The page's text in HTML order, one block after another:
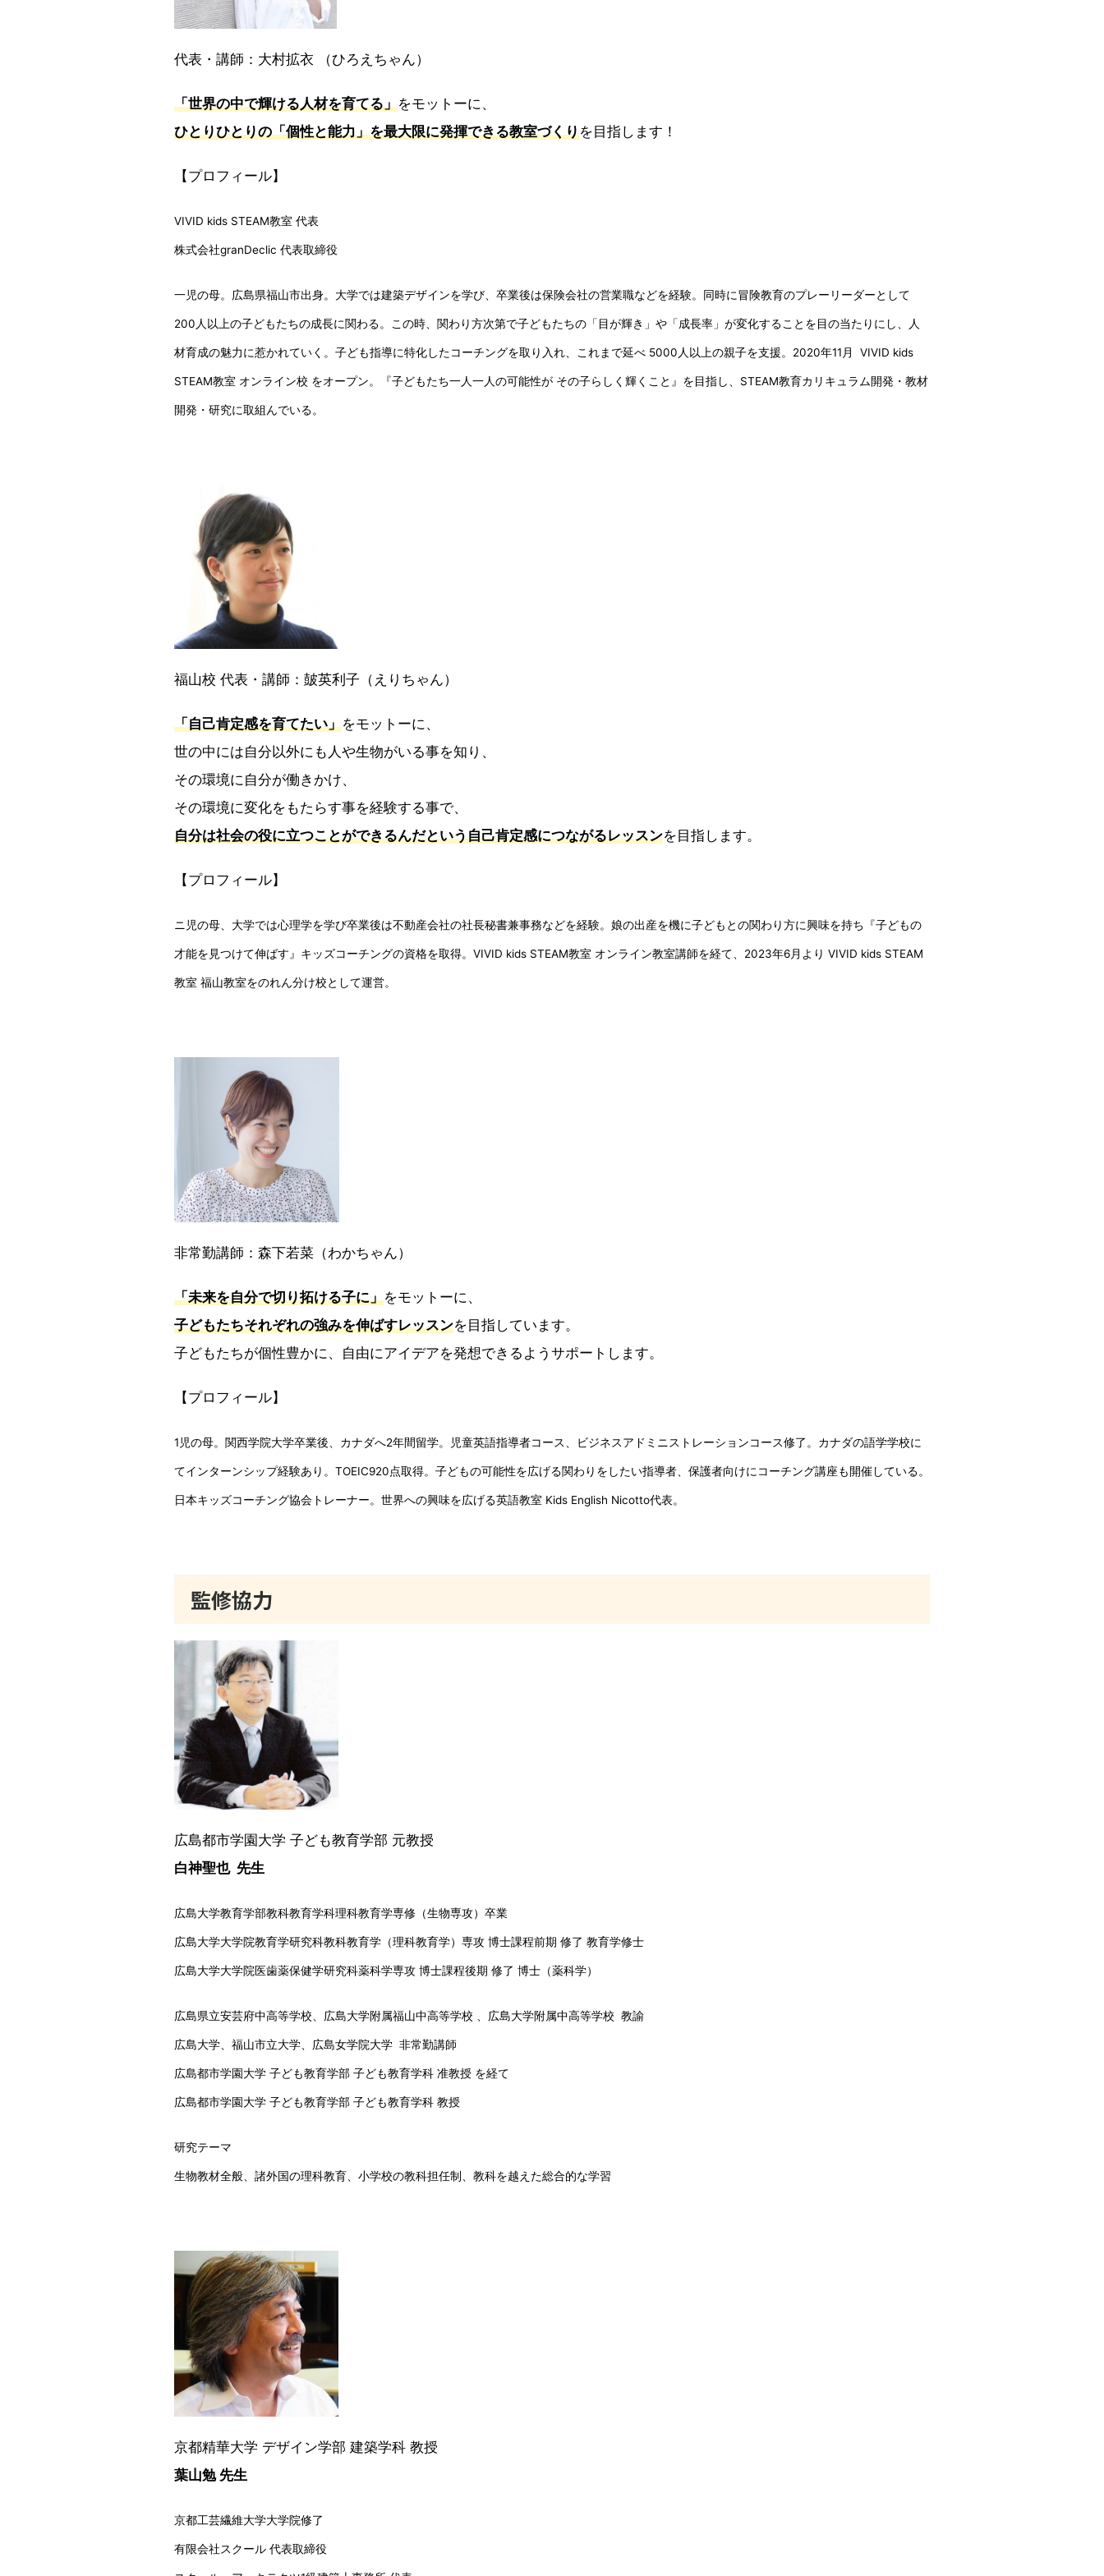
代表・講師：大村拡衣 （ひろえちゃん）
「世界の中で輝ける人材を育てる」をモットーに、
ひとりひとりの「個性と能力」を最大限に発揮できる教室づくりを目指します！
【プロフィール】
VIVID kids STEAM教室 代表
株式会社granDeclic 代表取締役
一児の母。広島県福山市出身。大学では建築デザインを学び、卒業後は保険会社の営業職などを経験。同時に冒険教育のプレーリーダーとして
200人以上の子どもたちの成長に関わる。この時、関わり方次第で子どもたちの「目が輝き」や「成長率」が変化することを目の当たりにし、人
材育成の魅力に惹かれていく。子ども指導に特化したコーチングを取り入れ、これまで延べ 5000人以上の親子を支援。2020年11月 VIVID kids
STEAM教室 オンライン校 をオープン。『子どもたち一人一人の可能性が その子らしく輝くこと』を目指し、STEAM教育カリキュラム開発・教材
開発・研究に取組んでいる。
福山校 代表・講師：皷英利子（えりちゃん）
「自己肯定感を育てたい」をモットーに、
世の中には自分以外にも人や生物がいる事を知り、
その環境に自分が働きかけ、
その環境に変化をもたらす事を経験する事で、
自分は社会の役に立つことができるんだという自己肯定感につながるレッスンを目指します。
【プロフィール】
ニ児の母、大学では心理学を学び卒業後は不動産会社の社長秘書兼事務などを経験。娘の出産を機に子どもとの関わり方に興味を持ち『子どもの
才能を見つけて伸ばす』キッズコーチングの資格を取得。VIVID kids STEAM教室 オンライン教室講師を経て、2023年6月より VIVID kids STEAM
教室 福山教室をのれん分け校として運営。
非常勤講師：森下若菜（わかちゃん）
「未来を自分で切り拓ける子に」をモットーに、
子どもたちそれぞれの強みを伸ばすレッスンを目指しています。
子どもたちが個性豊かに、自由にアイデアを発想できるようサポートします。
【プロフィール】
1児の母。関西学院大学卒業後、カナダへ2年間留学。児童英語指導者コース、ビジネスアドミニストレーションコース修了。カナダの語学学校に
てインターンシップ経験あり。TOEIC920点取得。子どもの可能性を広げる関わりをしたい指導者、保護者向けにコーチング講座も開催している。
日本キッズコーチング協会トレーナー。世界への興味を広げる英語教室 Kids English Nicotto代表。
監修協力
広島都市学園大学 子ども教育学部 元教授
白神聖也 先生
広島大学教育学部教科教育学科理科教育学専修（生物専攻）卒業
広島大学大学院教育学研究科教科教育学（理科教育学）専攻 博士課程前期 修了 教育学修士
広島大学大学院医歯薬保健学研究科薬科学専攻 博士課程後期 修了 博士（薬科学）
広島県立安芸府中高等学校、広島大学附属福山中高等学校 、広島大学附属中高等学校 教諭
広島大学、福山市立大学、広島女学院大学 非常勤講師
広島都市学園大学 子ども教育学部 子ども教育学科 准教授 を経て
広島都市学園大学 子ども教育学部 子ども教育学科 教授
研究テーマ
生物教材全般、諸外国の理科教育、小学校の教科担任制、教科を越えた総合的な学習
京都精華大学 デザイン学部 建築学科 教授
葉山勉 先生
京都工芸繊維大学大学院修了
有限会社スクール 代表取締役